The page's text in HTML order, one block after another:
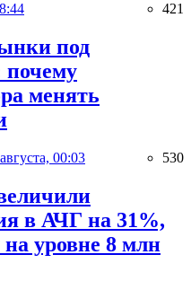
421
под
почему
менять
00:03 530
в АЧГ на 31%,
уровне 8 млн